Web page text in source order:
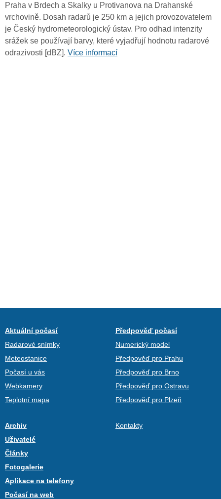
Praha v Brdech a Skalky u Protivanova na Drahanské
vrchovině. Dosah radarů je 250 km a jejich provozovatelem
je Český hydrometeorologický ústav. Pro odhad intenzity
srážek se používají barvy, které vyjadřují hodnotu radarové
odrazivosti [dBZ]. Více informací
Aktuální počasí
Radarové snímky
Meteostanice
Počasí u vás
Webkamery
Teplotní mapa
Předpověď počasí
Numerický model
Předpověď pro Prahu
Předpověď pro Brno
Předpověď pro Ostravu
Předpověď pro Plzeň
Archiv
Uživatelé
Články
Fotogalerie
Aplikace na telefony
Počasí na web
Kontakty